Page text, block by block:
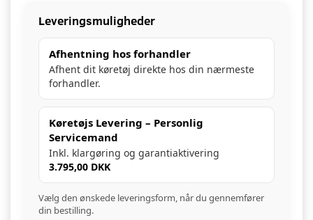
Leveringsmuligheder
Afhentning hos forhandler
Afhent dit køretøj direkte hos din nærmeste
forhandler.
Køretøjs Levering – Personlig
Servicemand
Inkl. klargøring og garantiaktivering
3.795,00 DKK
Vælg den ønskede leveringsform, når du gennemfører
din bestilling.